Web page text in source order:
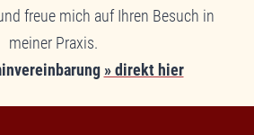
freue mich auf Ihren Besuch in
meiner Praxis.
» direkt hier